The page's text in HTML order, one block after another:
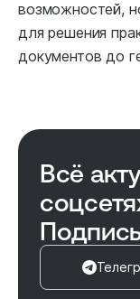
возможностей,
для решения
документов до
Всё